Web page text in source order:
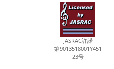
JASRAC許諾
第9013518001Y451
23号